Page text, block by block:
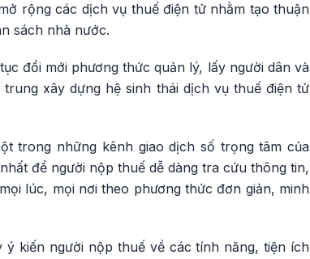
rộng các dịch vụ thuế điện tử nhằm tạo thuận
sách nhà nước.
đổi mới phương thức quản lý, lấy người dân và
xây dựng hệ sinh thái dịch vụ thuế điện tử
trong những kênh giao dịch số trọng tâm của
để người nộp thuế dễ dàng tra cứu thông tin,
lúc, mọi nơi theo phương thức đơn giản, minh
kiến người nộp thuế về các tính năng, tiện ích